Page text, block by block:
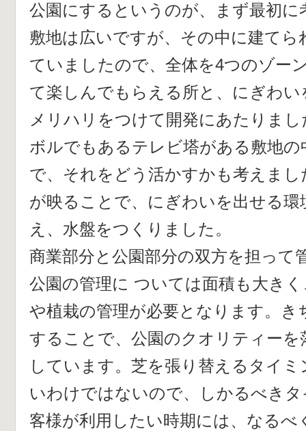
公園にするというのが、まず最初に
敷地は広いですが、その中に建てら
ていましたので、全体を4つのゾー
て楽しんでもらえる所と、にぎわ
メリハリをつけて開発にあたりま
ボルでもあるテレビ塔がある敷地
で、それをどう活かすかも考えま
が映ることで、にぎわいを出せる
え、水盤をつくりました。
商業部分と公園部分の双方を担って
公園の管理に ついては面積も大き
や植栽の管理が必要となります。
することで、公園のクオリティー
しています。芝を張り替えるタイ
いわけではないので、しかるべき
客様が利用したい時期には、なるべ